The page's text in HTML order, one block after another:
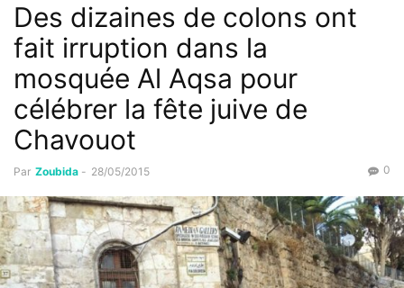
Des dizaines de colons ont
fait irruption dans la
mosquée Al Aqsa pour
célébrer la fête juive de
Chavouot
Par Zoubida - 28/05/2015 0